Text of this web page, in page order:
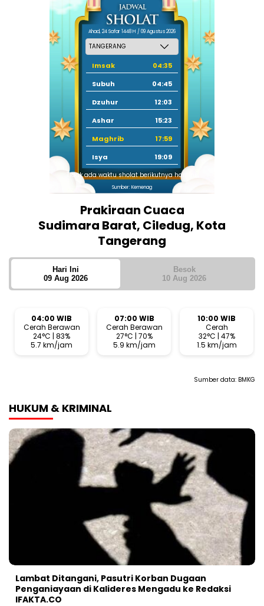
Ahad, 24 Safar 1448 H / 09 Agustus 2026
Imsak
04:35
Subuh
04:45
Dzuhur
12:03
Ashar
15:23
Maghrib
17:59
Isya
19:09
Tidak ada waktu sholat berikutnya hari ini.
Sumber: Kemenag
Prakiraan Cuaca
Sudimara Barat, Ciledug, Kota
Tangerang
Hari Ini
09 Aug 2026
Besok
10 Aug 2026
04:00 WIB
Cerah Berawan
24°C | 83%
5.7 km/jam
07:00 WIB
Cerah Berawan
27°C | 70%
5.9 km/jam
10:00 WIB
Cerah
32°C | 47%
1.5 km/jam
Sumber data: BMKG
HUKUM & KRIMINAL
Lambat Ditangani, Pasutri Korban Dugaan
Penganiayaan di Kalideres Mengadu ke Redaksi
IFAKTA.CO